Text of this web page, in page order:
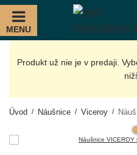
MENU
Produkt už nie je v predaji.
Úvod Náušnice Viceroy